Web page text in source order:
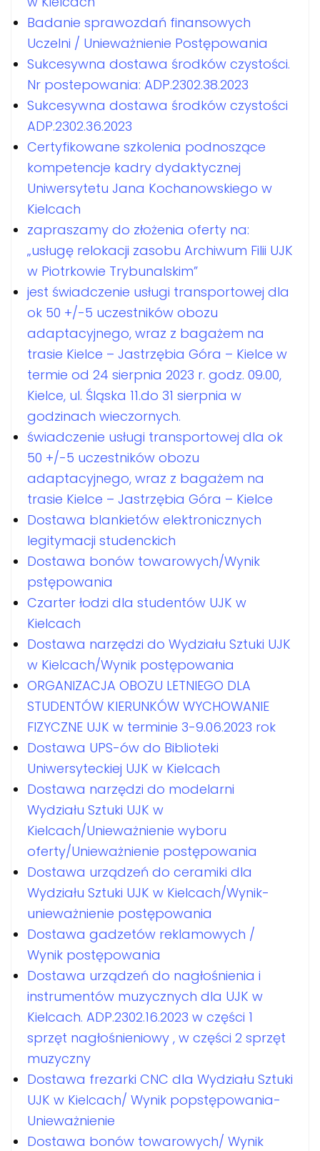
Badanie sprawozdań finansowych
Uczelni / Unieważnienie Postępowania
Sukcesywna dostawa środków czystości.
Nr postepowania: ADP.2302.38.2023
Sukcesywna dostawa środków czystości
ADP.2302.36.2023
Certyfikowane szkolenia podnoszące
kompetencje kadry dydaktycznej
Uniwersytetu Jana Kochanowskiego w
Kielcach
zapraszamy do złożenia oferty na:
„usługę relokacji zasobu Archiwum Filii UJK
w Piotrkowie Trybunalskim”
jest świadczenie usługi transportowej dla
ok 50 +/-5 uczestników obozu
adaptacyjnego, wraz z bagażem na
trasie Kielce – Jastrzębia Góra – Kielce w
termie od 24 sierpnia 2023 r. godz. 09.00,
Kielce, ul. Śląska 11.do 31 sierpnia w
godzinach wieczornych.
świadczenie usługi transportowej dla ok
50 +/-5 uczestników obozu
adaptacyjnego, wraz z bagażem na
trasie Kielce – Jastrzębia Góra – Kielce
Dostawa blankietów elektronicznych
legitymacji studenckich
Dostawa bonów towarowych/Wynik
pstępowania
Czarter łodzi dla studentów UJK w
Kielcach
Dostawa narzędzi do Wydziału Sztuki UJK
w Kielcach/Wynik postępowania
ORGANIZACJA OBOZU LETNIEGO DLA
STUDENTÓW KIERUNKÓW WYCHOWANIE
FIZYCZNE UJK w terminie 3-9.06.2023 rok
Dostawa UPS-ów do Biblioteki
Uniwersyteckiej UJK w Kielcach
Dostawa narzędzi do modelarni
Wydziału Sztuki UJK w
Kielcach/Unieważnienie wyboru
oferty/Unieważnienie postępowania
Dostawa urządzeń do ceramiki dla
Wydziału Sztuki UJK w Kielcach/Wynik-
unieważnienie postępowania
Dostawa gadzetów reklamowych /
Wynik postępowania
Dostawa urządzeń do nagłośnienia i
instrumentów muzycznych dla UJK w
Kielcach. ADP.2302.16.2023 w części 1
sprzęt nagłośnieniowy , w części 2 sprzęt
muzyczny
Dostawa frezarki CNC dla Wydziału Sztuki
UJK w Kielcach/ Wynik popstępowania-
Unieważnienie
Dostawa bonów towarowych/ Wynik